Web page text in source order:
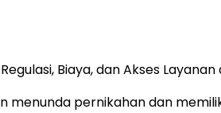
Biaya, dan Akses
menunda pernikahan dan